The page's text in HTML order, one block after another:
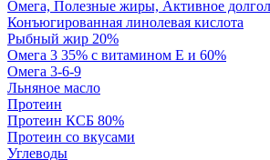
Омега, Полезные жиры, Активное
Конъюгированная линолевая кислота
Рыбный жир 20%
Омега 3 35% с витамином Е и 60%
Омега 3-6-9
Льняное масло
Протеин
Протеин КСБ 80%
Протеин со вкусами
Углеводы